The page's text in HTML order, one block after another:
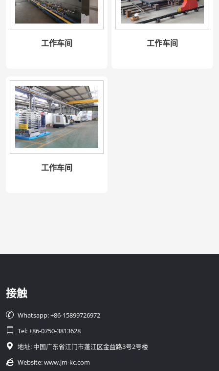
工作车间 工作车间
工作车间
接触
 Whatsapp: +86-15899726972
 Tel: +86-0750-3813628
 地址: 中国广东省江门市蓬江区金益路3号2号楼
 Website:www.jm-kc.com